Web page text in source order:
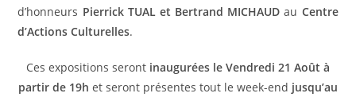
d’honneurs Pierrick TUAL et Bertrand MICHAUDau Centre
d’Actions Culturelles.
Ces expositions seront inaugurées le Vendredi 21 Août à
partir de 19h et seront présentes tout le week-end jusqu’au